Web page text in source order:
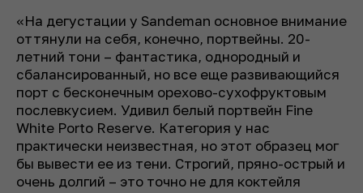
«На дегустации у Sandeman основное внимание
оттянули на себя, конечно, портвейны. 20-
летний тони – фантастика, однородный и
сбалансированный, но все еще развивающийся
порт с бесконечным орехово-сухофруктовым
послевкусием. Удивил белый портвейн Fine
White Porto Reserve. Категория у нас
практически неизвестная, но этот образец мог
бы вывести ее из тени. Строгий, пряно-острый и
очень долгий – это точно не для коктейля